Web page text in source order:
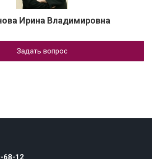
Ирина Владимировна
Задать вопрос
68-12